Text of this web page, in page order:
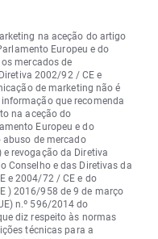
na aceção do artigo
Europeu e do
mercados de
2002/92 / CE e
de marketing não é
que recomenda
na aceção do
Europeu e do
abuso de mercado
revogação da Diretiva
Conselho e das Diretivas da
e 2004/72 / CE e do
) 2016/958 de 9 de março
n.º 596/2014 do
diz respeito às normas
técnicas para a